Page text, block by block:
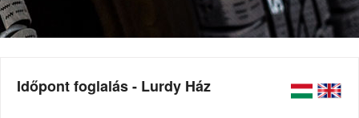
Időpont foglalás - Lurdy Ház